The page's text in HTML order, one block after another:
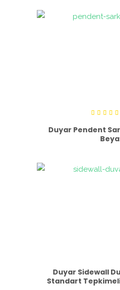
oy
Duyar Pendent
Duyar Sidewall
Standart Tepkimeli